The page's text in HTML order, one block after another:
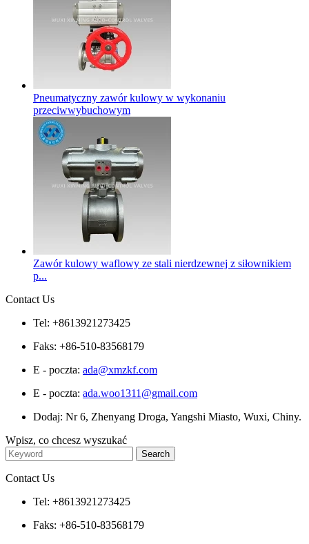
Pneumatyczny zawór kulowy w wykonaniu
przeciwwybuchowym
Zawór kulowy waflowy ze stali nierdzewnej z siłownikiem
p...
Contact Us
Tel: +8613921273425
Faks: +86-510-83568179
E - poczta: ada@xmzkf.com
E - poczta: ada.woo1311@gmail.com
Dodaj: Nr 6, Zhenyang Droga, Yangshi Miasto, Wuxi, Chiny.
Wpisz, co chcesz wyszukać
Contact Us
Tel: +8613921273425
Faks: +86-510-83568179